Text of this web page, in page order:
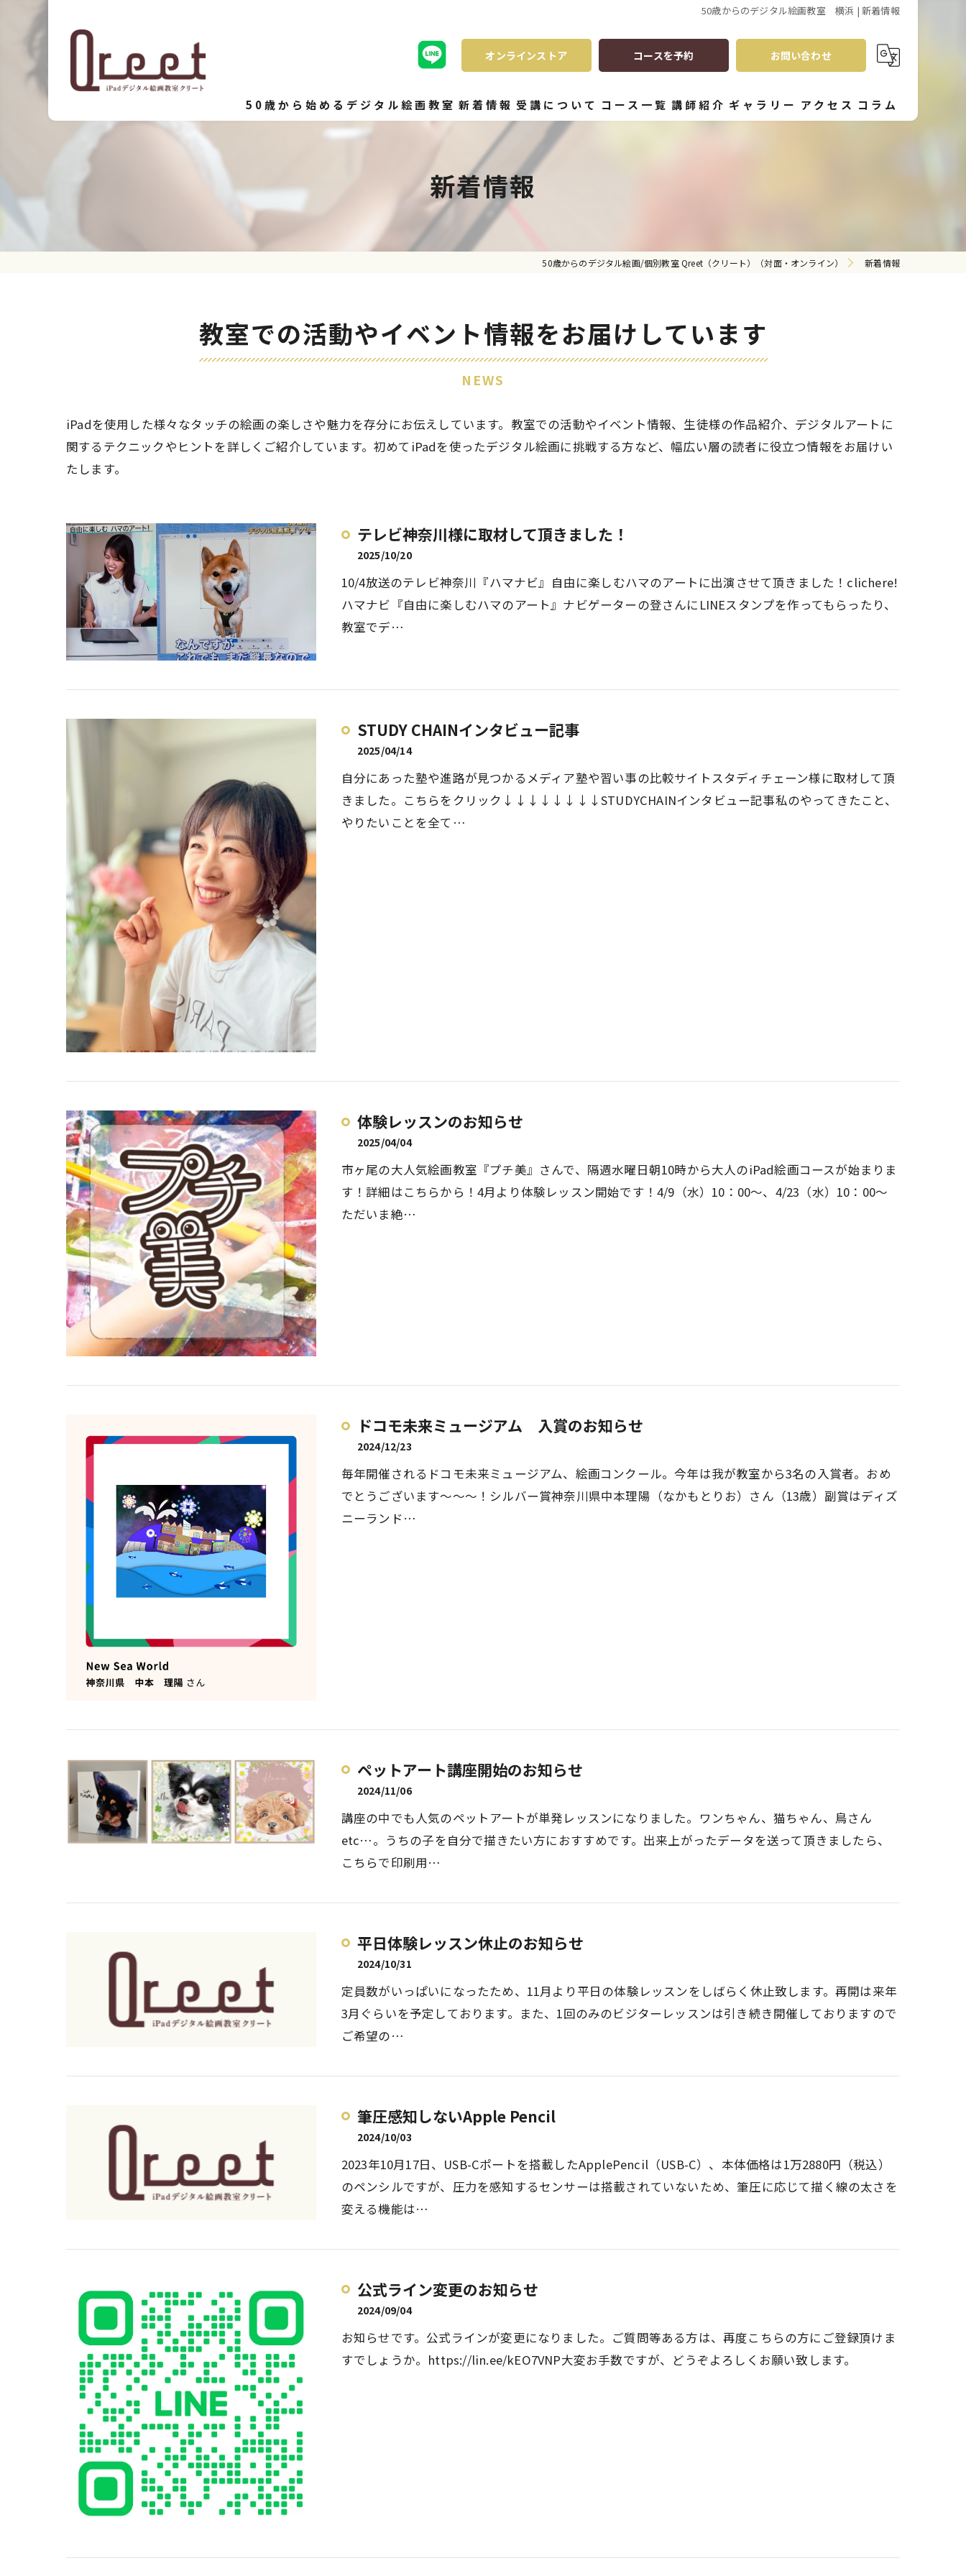
50歳からのデジタル絵画教室 横浜 | 新着情報
オンラインストア コースを予約 お問い合わせ
50歳から始めるデジタル絵画教室 新着情報 受講について コース一覧 講師紹介 ギャラリー アクセス コラム
新着情報
50歳からのデジタル絵画/個別教室 Qreet（クリート）（対面・オンライン） 新着情報
教室での活動やイベント情報をお届けしています
NEWS
iPadを使用した様々なタッチの絵画の楽しさや魅力を存分にお伝えしています。教室での活動やイベント情報、生徒様の作品紹介、デジタルアートに
関するテクニックやヒントを詳しくご紹介しています。初めてiPadを使ったデジタル絵画に挑戦する方など、幅広い層の読者に役立つ情報をお届けい
たします。
テレビ神奈川様に取材して頂きました！
2025/10/20
10/4放送のテレビ神奈川『ハマナビ』自由に楽しむハマのアートに出演させて頂きました！clichere!
ハマナビ『自由に楽しむハマのアート』ナビゲーターの登さんにLINEスタンプを作ってもらったり、
教室でデ…
STUDY CHAINインタビュー記事
2025/04/14
自分にあった塾や進路が見つかるメディア塾や習い事の比較サイトスタディチェーン様に取材して頂
きました。こちらをクリック↓↓↓↓↓↓↓↓STUDYCHAINインタビュー記事私のやってきたこと、
やりたいことを全て…
体験レッスンのお知らせ
2025/04/04
市ヶ尾の大人気絵画教室『プチ美』さんで、隔週水曜日朝10時から大人のiPad絵画コースが始まりま
す！詳細はこちらから！4月より体験レッスン開始です！4/9（水）10：00～、4/23（水）10：00～
ただいま絶…
ドコモ未来ミュージアム 入賞のお知らせ
2024/12/23
毎年開催されるドコモ未来ミュージアム、絵画コンクール。今年は我が教室から3名の入賞者。おめ
でとうございます～～～！シルバー賞神奈川県中本理陽（なかもとりお）さん（13歳）副賞はディズ
ニーランド…
ペットアート講座開始のお知らせ
2024/11/06
講座の中でも人気のペットアートが単発レッスンになりました。ワンちゃん、猫ちゃん、鳥さん
etc…。うちの子を自分で描きたい方におすすめです。出来上がったデータを送って頂きましたら、
こちらで印刷用…
平日体験レッスン休止のお知らせ
2024/10/31
定員数がいっぱいになったため、11月より平日の体験レッスンをしばらく休止致します。再開は来年
3月ぐらいを予定しております。また、1回のみのビジターレッスンは引き続き開催しておりますので
ご希望の…
筆圧感知しないApple Pencil
2024/10/03
2023年10月17日、USB-Cポートを搭載したApplePencil（USB-C）、本体価格は1万2880円（税込）
のペンシルですが、圧力を感知するセンサーは搭載されていないため、筆圧に応じて描く線の太さを
変える機能は…
公式ライン変更のお知らせ
2024/09/04
お知らせです。公式ラインが変更になりました。ご質問等ある方は、再度こちらの方にご登録頂けま
すでしょうか。https://lin.ee/kEO7VNP大変お手数ですが、どうぞよろしくお願い致します。